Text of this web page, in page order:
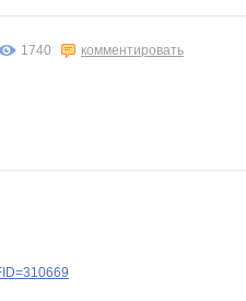
1740 комментировать